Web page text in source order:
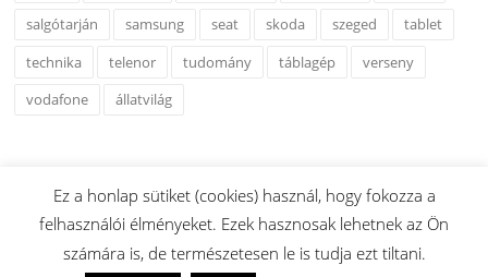
salgótarján
samsung seat skoda szeged
tablet
technika
telenor tudomány táblagép
verseny
vodafone
állatvilág
Copyright © 2026 www.esshu.hu. Minden Jog Fenntartva.
Ez a honlap sütiket (cookies) használ, hogy fokozza a
felhasználói élményeket. Ezek hasznosak lehetnek az Ön
számára is, de természetesen le is tudja ezt tiltani.